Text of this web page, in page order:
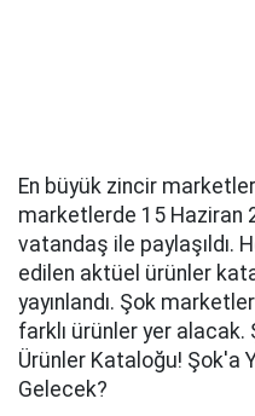
En büyük zincir
marketlerde 15 Haziran
vatandaş ile paylaşıldı.
edilen aktüel ürünler
yayınlandı. Şok
farklı ürünler yer alacak.
Ürünler Kataloğu! Şok'a
Gelecek?